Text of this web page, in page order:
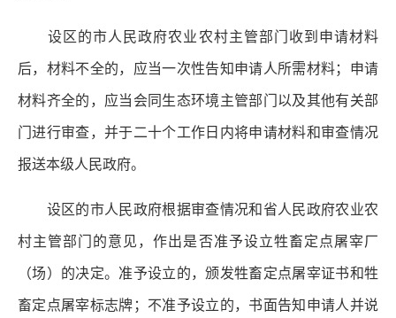
设区的市人民政府农业农村主管部门收到申请材料
后，材料不全的，应当一次性告知申请人所需材料；申请
材料齐全的，应当会同生态环境主管部门以及其他有关部
门进行审查，并于二十个工作日内将申请材料和审查情况
报送本级人民政府。
设区的市人民政府根据审查情况和省人民政府农业农
村主管部门的意见，作出是否准予设立牲畜定点屠宰厂
（场）的决定。准予设立的，颁发牲畜定点屠宰证书和牲
畜定点屠宰标志牌；不准予设立的，书面告知申请人并说